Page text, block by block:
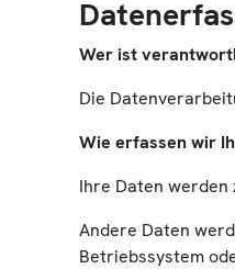
Wer ist
Die
Wie erfassen wir
Ihre Daten werden
Andere Daten
Betriebssystem